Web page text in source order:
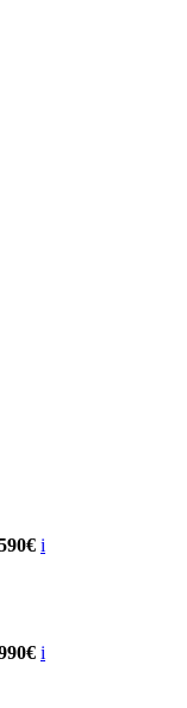
i
i